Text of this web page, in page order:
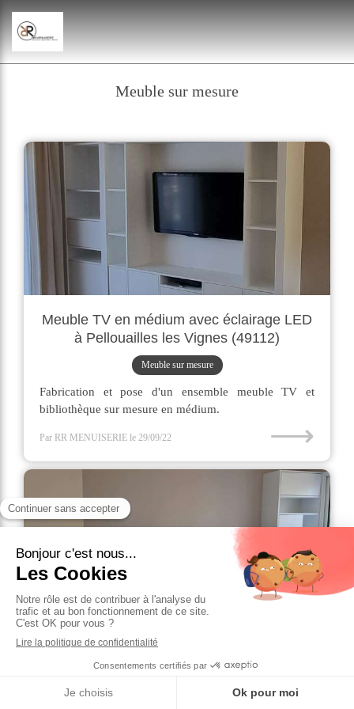
Meuble sur mesure
Meuble TV en médium avec éclairage LED
à Pellouailles les Vignes (49112)
Meuble sur mesure
Fabrication et pose d'un ensemble meuble TV et
bibliothèque sur mesure en médium.
Par RR MENUISERIE le 29/09/22 ⟶
Meuble TV en mélaminé et chêne massif
aux Ponts-de-Cé (49130)